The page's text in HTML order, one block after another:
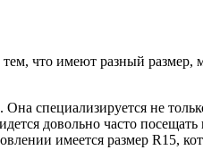
что имеют разный размер,
специализируется не
довольно часто
имеется размер R15,